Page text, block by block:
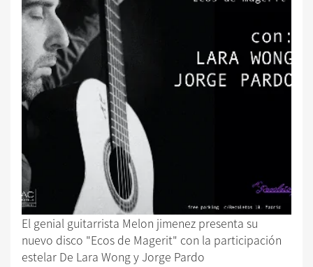
El genial guitarrista Melon jimenez presenta su
nuevo disco "Ecos de Magerit" con la participación
estelar De Lara Wong y Jorge Pardo